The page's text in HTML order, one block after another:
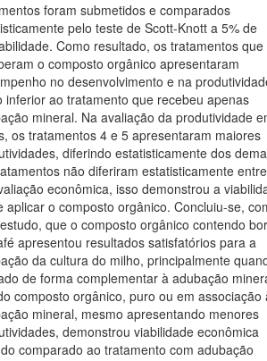
foram submetidos e comparados
pelo teste de Scott-Knott a 5% de
Como resultado, os tratamentos que
o composto orgânico apresentaram
no desenvolvimento e na
inferior ao tratamento que recebeu apenas
mineral. Na avaliação da produtividade
os tratamentos 4 e 5 apresentaram maiores
diferindo estatisticamente dos
não diferiram estatisticamente
econômica, isso demonstrou a
aplicar o composto orgânico. Concluiu-se,
que o composto orgânico contendo
apresentou resultados satisfatórios para a
da cultura do milho, principalmente
de forma complementar à adubação
composto orgânico, puro ou em associação
mineral, mesmo apresentando menores
demonstrou viabilidade econômica
comparado ao tratamento com adubação